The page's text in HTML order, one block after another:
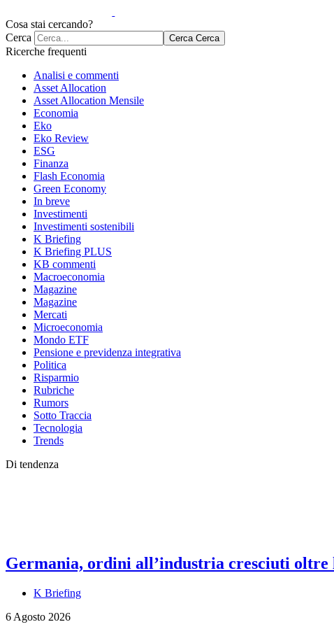
Cosa stai cercando?
Cerca
Cerca Cerca
Ricerche frequenti
Analisi e commenti
Asset Allocation
Asset Allocation Mensile
Economia
Eko
Eko Review
ESG
Finanza
Flash Economia
Green Economy
In breve
Investimenti
Investimenti sostenibili
K Briefing
K Briefing PLUS
KB commenti
Macroeconomia
Magazine
Magazine
Mercati
Microeconomia
Mondo ETF
Pensione e previdenza integrativa
Politica
Risparmio
Rubriche
Rumors
Sotto Traccia
Tecnologia
Trends
Di tendenza
Germania, ordini all’industria cresciuti oltre
K Briefing
6 Agosto 2026